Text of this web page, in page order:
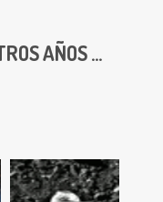
AÑOS ...